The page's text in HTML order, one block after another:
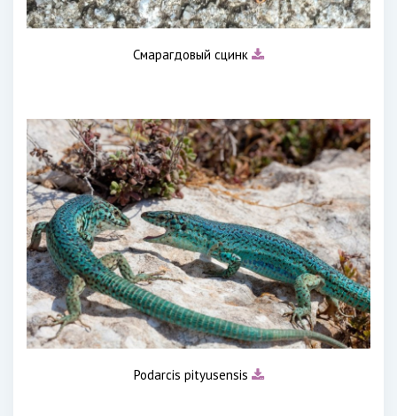
Смарагдовый сцинк
Podarcis pityusensis